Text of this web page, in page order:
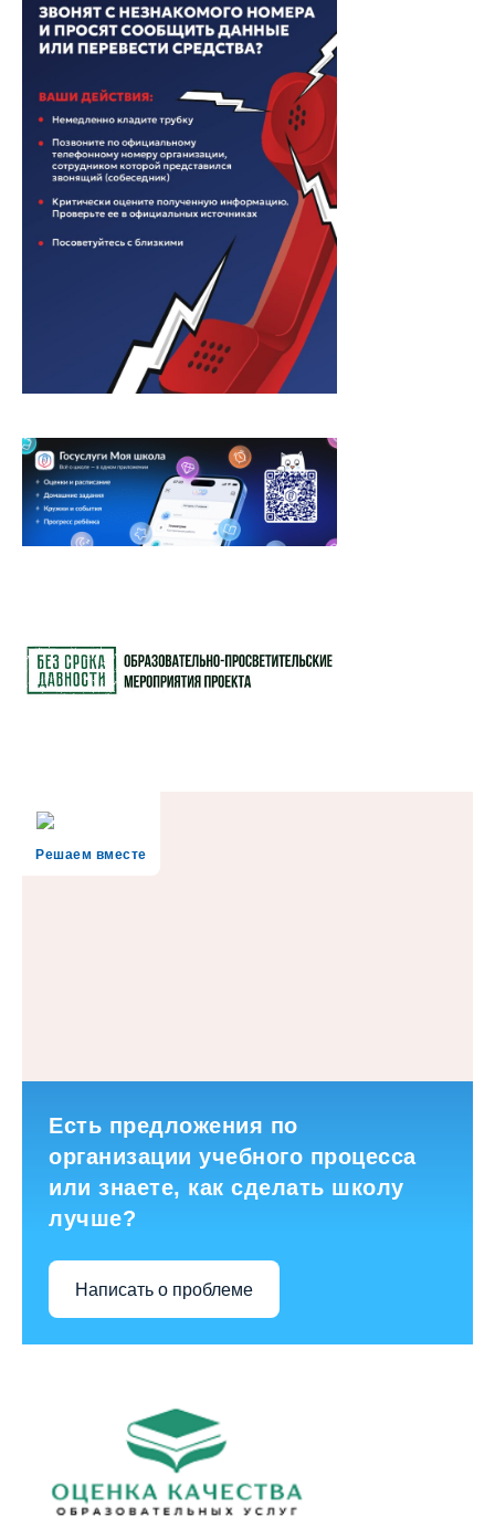
Решаем вместе
Есть предложения по
организации учебного процесса
или знаете, как сделать школу
лучше?
Написать о проблеме